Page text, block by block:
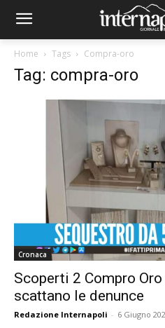
Home Tags Compra-oro
Tag: compra-oro
Cronaca
Scoperti 2 Compro
scattano le denunce
Redazione Internapoli - 6 Giugno